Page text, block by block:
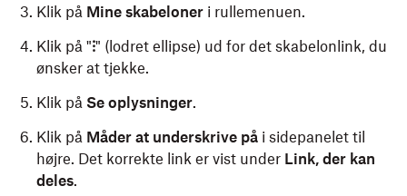
Klik på Mine skabeloner i rullemenuen.
Klik på "⁝" (lodret ellipse) ud for det skabelonlink, du
ønsker at tjekke.
Klik på Se oplysninger.
Klik på Måder at underskrive på i sidepanelet til
højre. Det korrekte link er vist under Link, der kan
deles.